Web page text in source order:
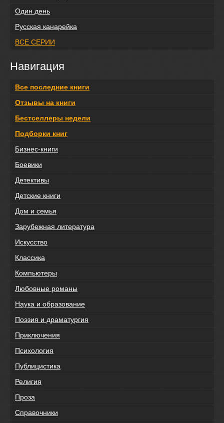
Один день
Русская канарейка
ВСЕ СЕРИИ
Навигация
Все последние книги
Отзывы на книги
Бестселлеры недели
Подборки книг
Бизнес-книги
Боевики
Детективы
Детские книги
Дом и семья
Зарубежная литература
Искусство
Классика
Компьютеры
Любовные романы
Наука и образование
Поэзия и драматургия
Приключения
Психология
Публицистика
Религия
Проза
Справочники